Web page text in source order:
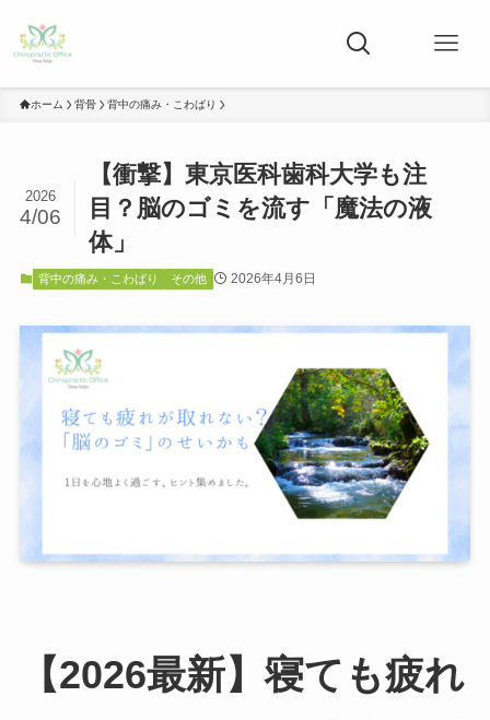
ホーム 背骨 背中の痛み・こわばり
【衝撃】東京医科歯科大学も注
目？脳のゴミを流す「魔法の液
体」
2026
4/06
背中の痛み・こわばり その他 2026年4月6日
【2026最新】寝ても疲れ